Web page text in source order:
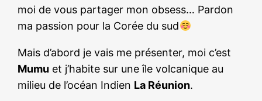
moi de vous partager mon obsess… Pardon
ma passion pour la Corée du sud
Mais d’abord je vais me présenter, moi c’est
Mumu et j’habite sur une île volcanique au
milieu de l’océan Indien La Réunion.